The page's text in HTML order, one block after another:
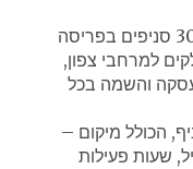
לחברת כוח אדם והשמה “גולדן ג’וב” 30 סניפים בפריסה
למרחבי צפון,
והשמה בכל
הכולל מיקום –
שעות פעילות